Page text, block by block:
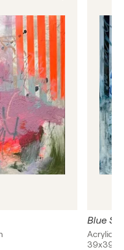
Blue
39x39in